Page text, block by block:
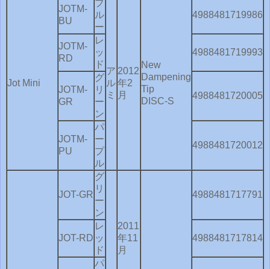
Jot Mini
JOTM-
BU
ブ
ル
ー
ア
ル
ミ
2012
年2
月
New
Dampening
Tip
DISC-S
4988481719986
JOTM-
RD
レ
ッ
ド
4988481719993
JOTM-
GR
グ
リ
ー
ン
4988481720005
JOTM-
PU
パ
ー
プ
ル
4988481720012
JOT-GR
グ
リ
ー
ン
2011
年11
月
4988481717791
JOT-RD
レ
ッ
ド
4988481717814
パ